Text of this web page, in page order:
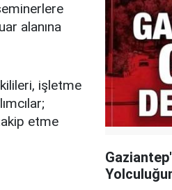
alanına
işletme
etme